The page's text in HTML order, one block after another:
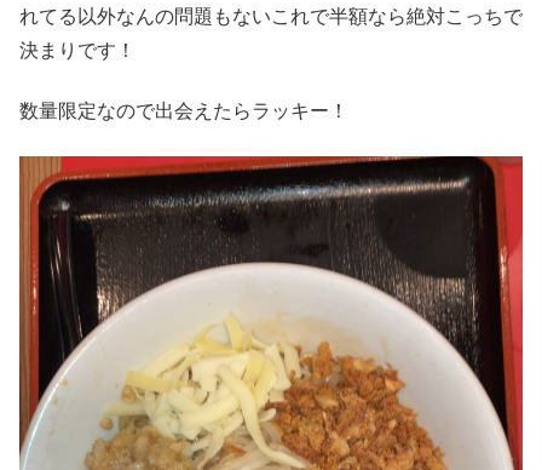
れてる以外なんの問題もないこれで半額なら絶対こっちで
決まりです！
数量限定なので出会えたらラッキー！